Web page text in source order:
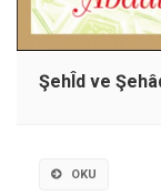
ŞehÎd ve
OKU